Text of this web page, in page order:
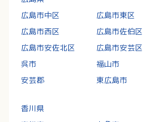
広島市中区
広島市東区
広島市西区
広島市佐伯区
広島市安佐北区
広島市安芸区
呉市
福山市
安芸郡
東広島市
香川県